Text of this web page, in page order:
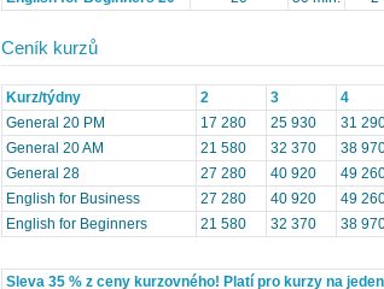
Ceník kurzů
Kurz/týdny 2 3 4
General 20 PM
17 280 25 930 31
General 20 AM
21 580 32 370 38
General 28
27 280 40 920 49
English for Business
27 280 40 920 49
English for Beginners
21 580 32 370 38
Sleva 35 % z ceny kurzovného! Platí pro kurzy na